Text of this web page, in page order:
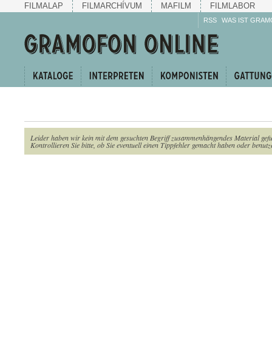
FILMALAP FILMARCHÍVUM MAFILM FILMLABOR
RSS WAS IST
Leider haben wir kein mit dem gesuchten Begriff zusammenhängendes Material
Kontrollieren Sie bitte, ob Sie eventuell einen Tippfehler gemacht haben oder